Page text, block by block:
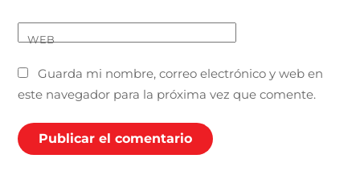
WEB
Guarda mi nombre, correo electrónico y web en
este navegador para la próxima vez que comente.